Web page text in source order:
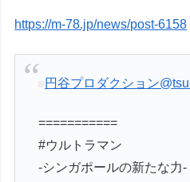
https://m-78.jp/news/post-6158
円谷プロダクション
===========
#ウルトラマン
-シンガポールの新たな力-